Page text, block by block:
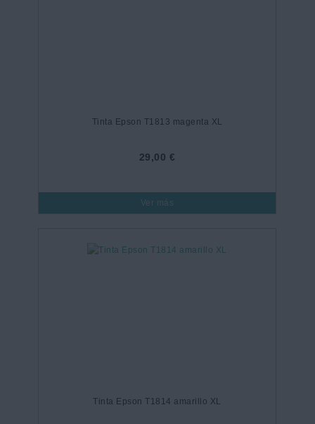
Tinta Epson T1813 magenta XL
29,00 €
Ver más
Tinta Epson T1814 amarillo XL